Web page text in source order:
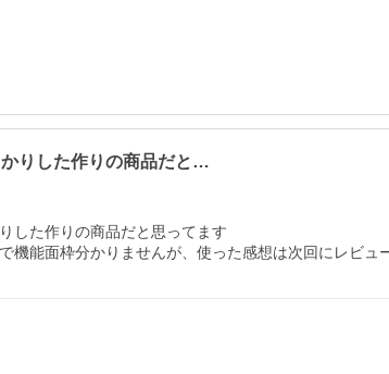
りした作りの商品だと…
した作りの商品だと思ってます
機能面枠分かりませんが、使った感想は次回にレビュ